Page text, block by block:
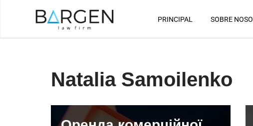
PRINCIPAL SOBRE
Natalia Samoilenko